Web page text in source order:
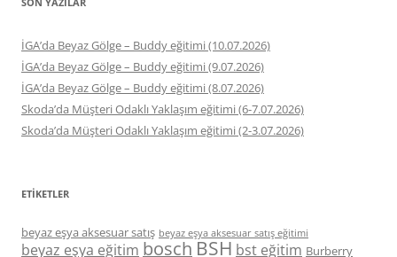
İGA’da Beyaz Gölge – Buddy eğitimi (10.07.2026)
İGA’da Beyaz Gölge – Buddy eğitimi (9.07.2026)
İGA’da Beyaz Gölge – Buddy eğitimi (8.07.2026)
Skoda’da Müşteri Odaklı Yaklaşım eğitimi (6-7.07.2026)
Skoda’da Müşteri Odaklı Yaklaşım eğitimi (2-3.07.2026)
ETIKETLER
beyaz eşya aksesuar satış beyaz eşya aksesuar satış eğitimi
beyaz eşya eğitim boschBSH bst eğitim Burberry